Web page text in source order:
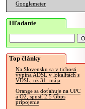
Googlemeter
Hľadanie
Top články
Na Slovensku sa v tichosti
vypína ADSL v lokalitách s
VDSL, už 31. mája
Orange sa doťahuje na UPC
a O2, spustí 2.5 Gbps
pripojenie